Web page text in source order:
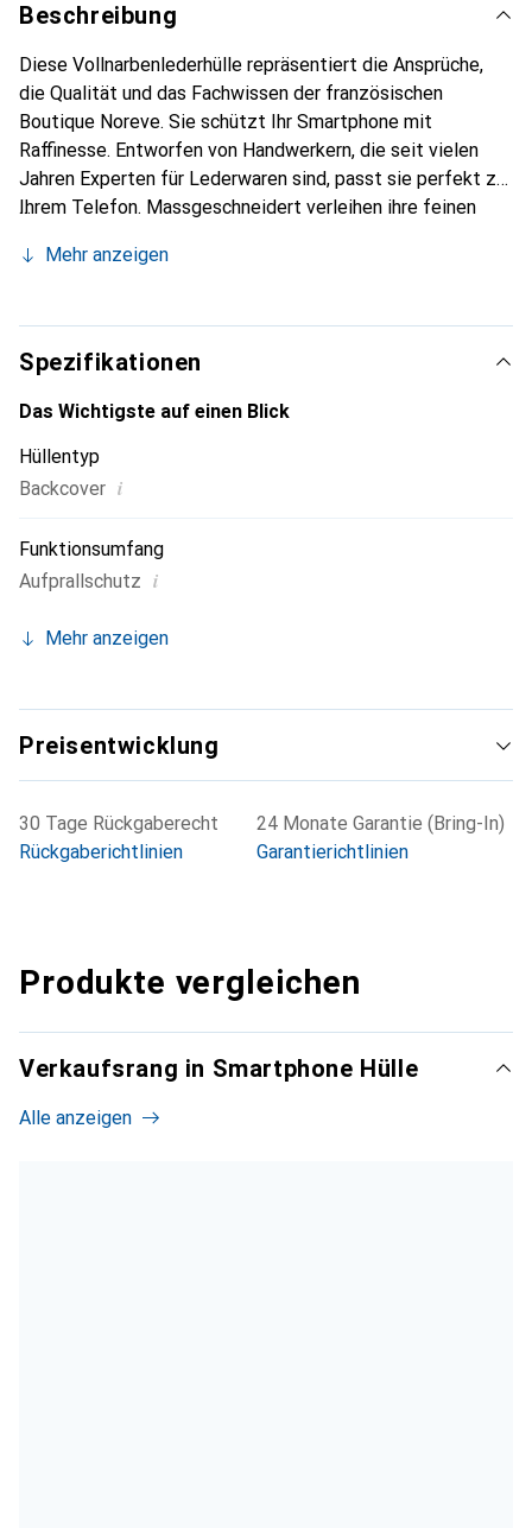
Beschreibung
Diese Vollnarbenlederhülle repräsentiert die Ansprüche,
die Qualität und das Fachwissen der französischen
Boutique Noreve. Sie schützt Ihr Smartphone mit
Raffinesse. Entworfen von Handwerkern, die seit vielen
Jahren Experten für Lederwaren sind, passt sie perfekt zu
Ihrem Telefon. Massgeschneidert verleihen ihre feinen
und integralen Accessoire für Ihr Smartphone. International
Noreve eine sichere Wahl für eine anspruchsvolle
Kundschaft.
Mehr anzeigen
Spezifikationen
Das Wichtigste auf einen Blick
Hüllentyp
Backcover i
Funktionsumfang
Aufprallschutz i
Mehr anzeigen
Preisentwicklung
30 Tage Rückgaberecht
Rückgaberichtlinien
24 Monate Garantie (Bring-In)
Garantierichtlinien
Produkte vergleichen
Verkaufsrang in Smartphone Hülle
Alle anzeigen